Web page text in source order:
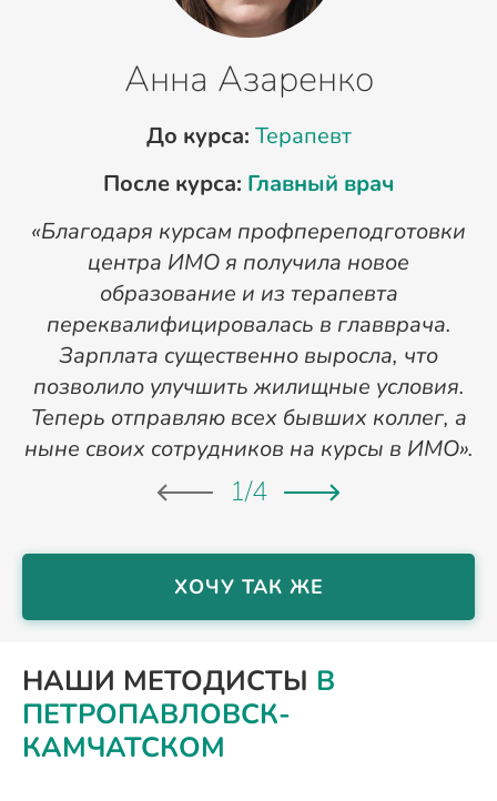
Анна Азаренко
До курса: Терапевт
После курса: Главный врач
«Благодаря курсам профпереподготовки
центра ИМО я получила новое
образование и из терапевта
переквалифицировалась в главврача.
Зарплата существенно выросла, что
позволило улучшить жилищные условия.
Теперь отправляю всех бывших коллег, а
ныне своих сотрудников на курсы в ИМО».
1/4
ХОЧУ ТАК ЖЕ
НАШИ МЕТОДИСТЫ В
ПЕТРОПАВЛОВСК-
КАМЧАТСКОМ